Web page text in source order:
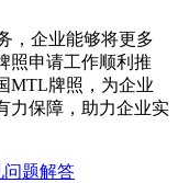
，企业能够将更多
照申请工作顺利推
MTL牌照，为企业
力保障，助力企业实
题解答